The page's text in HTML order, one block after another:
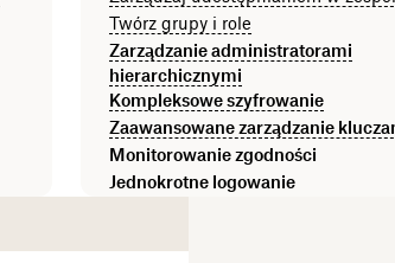
Twórz grupy i role
Zarządzanie administratorami
hierarchicznymi
Kompleksowe szyfrowanie
Zaawansowane zarządzanie
Monitorowanie zgodności
Jednokrotne logowanie